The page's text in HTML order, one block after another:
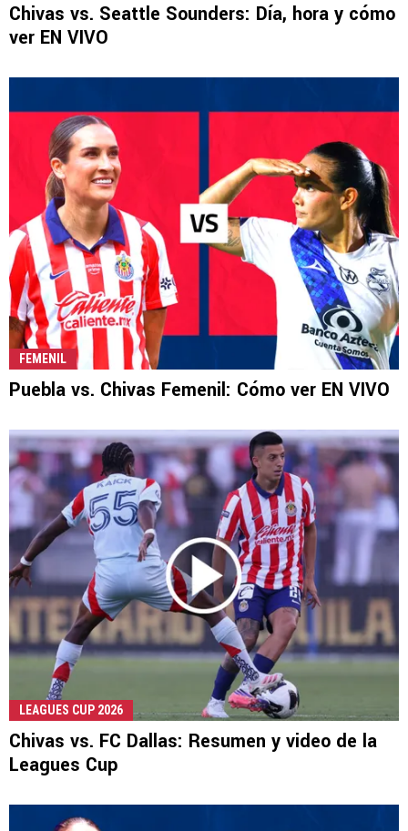
Chivas vs. Seattle Sounders: Día, hora y cómo
ver EN VIVO
FEMENIL
Puebla vs. Chivas Femenil: Cómo ver EN VIVO
LEAGUES CUP 2026
Chivas vs. FC Dallas: Resumen y video de la
Leagues Cup